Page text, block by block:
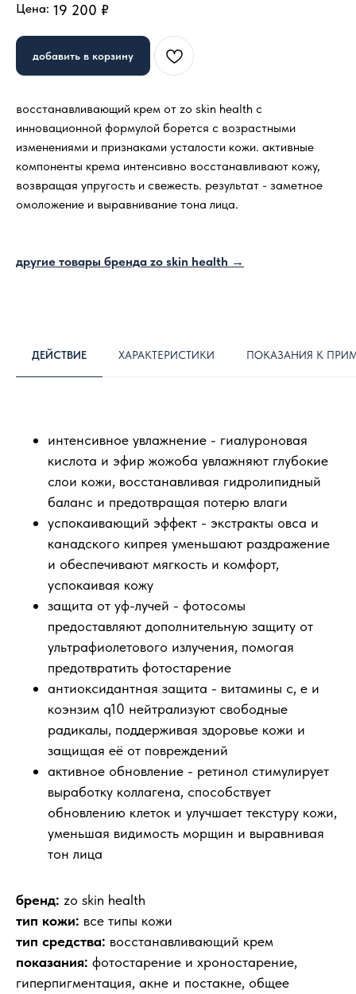
Цена: 19 200 ₽
добавить в корзину
восстанавливающий крем от zo skin health с
инновационной формулой борется с возрастными
изменениями и признаками усталости кожи. активные
компоненты крема интенсивно восстанавливают кожу,
возвращая упругость и свежесть. результат - заметное
омоложение и выравнивание тона лица.
другие товары бренда zo skin health →
ДЕЙСТВИЕ ХАРАКТЕРИСТИКИ ПОКАЗАНИЯ К
интенсивное увлажнение - гиалуроновая
кислота и эфир жожоба увлажняют глубокие
слои кожи, восстанавливая гидролипидный
баланс и предотвращая потерю влаги
успокаивающий эффект - экстракты овса и
канадского кипрея уменьшают раздражение
и обеспечивают мягкость и комфорт,
успокаивая кожу
защита от уф-лучей - фотосомы
предоставляют дополнительную защиту от
ультрафиолетового излучения, помогая
предотвратить фотостарение
антиоксидантная защита - витамины с, е и
коэнзим q10 нейтрализуют свободные
радикалы, поддерживая здоровье кожи и
защищая её от повреждений
активное обновление - ретинол стимулирует
выработку коллагена, способствует
обновлению клеток и улучшает текстуру кожи,
уменьшая видимость морщин и выравнивая
тон лица
бренд: zo skin health
тип кожи: все типы кожи
тип средства: восстанавливающий крем
показания: фотостарение и хроностарение,
гиперпигментация, акне и постакне, общее